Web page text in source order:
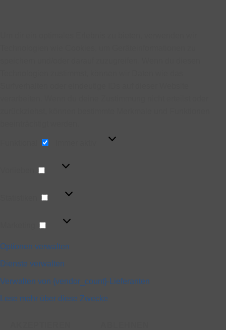
Vorlieben
Statistiken
Marketing
Optionen verwalten
Dienste verwalten
Verwalten von {vendor_count}-Lieferanten
Lese mehr über diese Zwecke